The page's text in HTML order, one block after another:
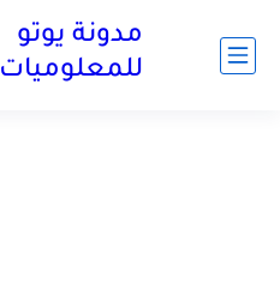
مدونة يوتو
للمعلوميات